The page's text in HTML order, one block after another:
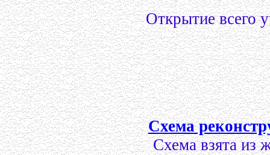
Открытие всего
Схема
Схема взята из